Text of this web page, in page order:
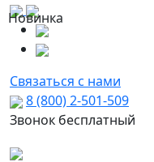
Связаться с нами
8 (800) 2-501-509
Звонок бесплатный
Новинка